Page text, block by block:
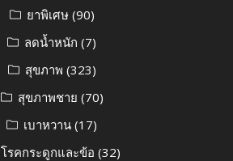
ยาพิเศษ(90)
ลดน้ำหนัก (7)
สุขภาพ (323)
สุขภาพชาย (70)
เบาหวาน (17)
โรคกระดูกและข้อ (32)